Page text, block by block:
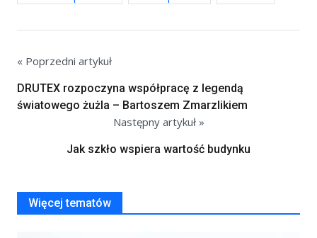
« Poprzedni artykuł
DRUTEX rozpoczyna współpracę z legendą
światowego żużla – Bartoszem Zmarzlikiem
Następny artykuł »
Jak szkło wspiera wartość budynku
Więcej tematów